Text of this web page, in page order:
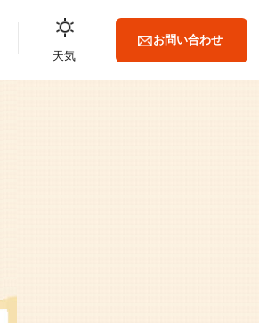
天気
お問い合わせ